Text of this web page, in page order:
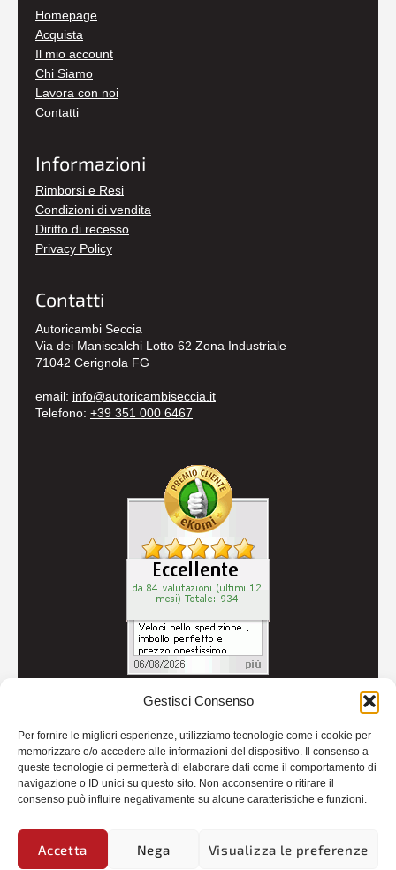
Gestisci Consenso
Per fornire le migliori esperienze, utilizziamo tecnologie come i cookie per
memorizzare e/o accedere alle informazioni del dispositivo. Il consenso a
queste tecnologie ci permetterà di elaborare dati come il comportamento di
navigazione o ID unici su questo sito. Non acconsentire o ritirare il
consenso può influire negativamente su alcune caratteristiche e funzioni.
Accetta Nega Visualizza le preferenze
Homepage
Acquista
Il mio account
Chi Siamo
Lavora con noi
Contatti
Informazioni
Rimborsi e Resi
Condizioni di vendita
Diritto di recesso
Privacy Policy
Contatti
Autoricambi Seccia
Via dei Maniscalchi Lotto 62 Zona Industriale
71042 Cerignola FG
email: info@autoricambiseccia.it
Telefono: +39 351 000 6467
Credits